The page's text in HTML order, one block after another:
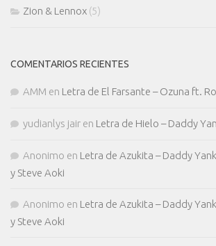
Zion & Lennox (5)
COMENTARIOS RECIENTES
AMM en Letra de El Farsante – Ozuna ft.
yudianlys jair en Letra de Hielo – Daddy
Anonimo en Letra de Azukita – Daddy
y Steve Aoki
Anonimo en Letra de Azukita – Daddy
y Steve Aoki